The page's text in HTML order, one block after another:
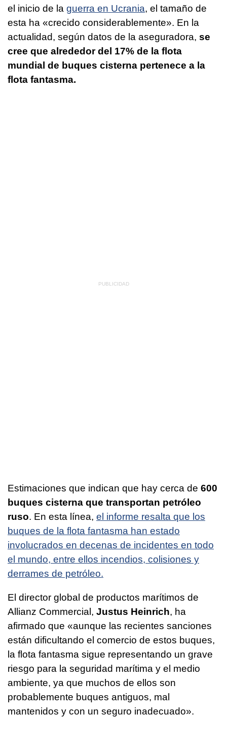
el inicio de la guerra en Ucrania, el tamaño de
esta ha «crecido considerablemente». En la
actualidad, según datos de la aseguradora, se
cree que alrededor del 17% de la flota
mundial de buques cisterna pertenece a la
flota fantasma.
Estimaciones que indican que hay cerca de 600
buques cisterna que transportan petróleo
ruso. En esta línea, el informe resalta que los
buques de la flota fantasma han estado
involucrados en decenas de incidentes en todo
el mundo, entre ellos incendios, colisiones y
derrames de petróleo.
El director global de productos marítimos de
Allianz Commercial, Justus Heinrich, ha
afirmado que «aunque las recientes sanciones
están dificultando el comercio de estos buques,
la flota fantasma sigue representando un grave
riesgo para la seguridad marítima y el medio
ambiente, ya que muchos de ellos son
probablemente buques antiguos, mal
mantenidos y con un seguro inadecuado».